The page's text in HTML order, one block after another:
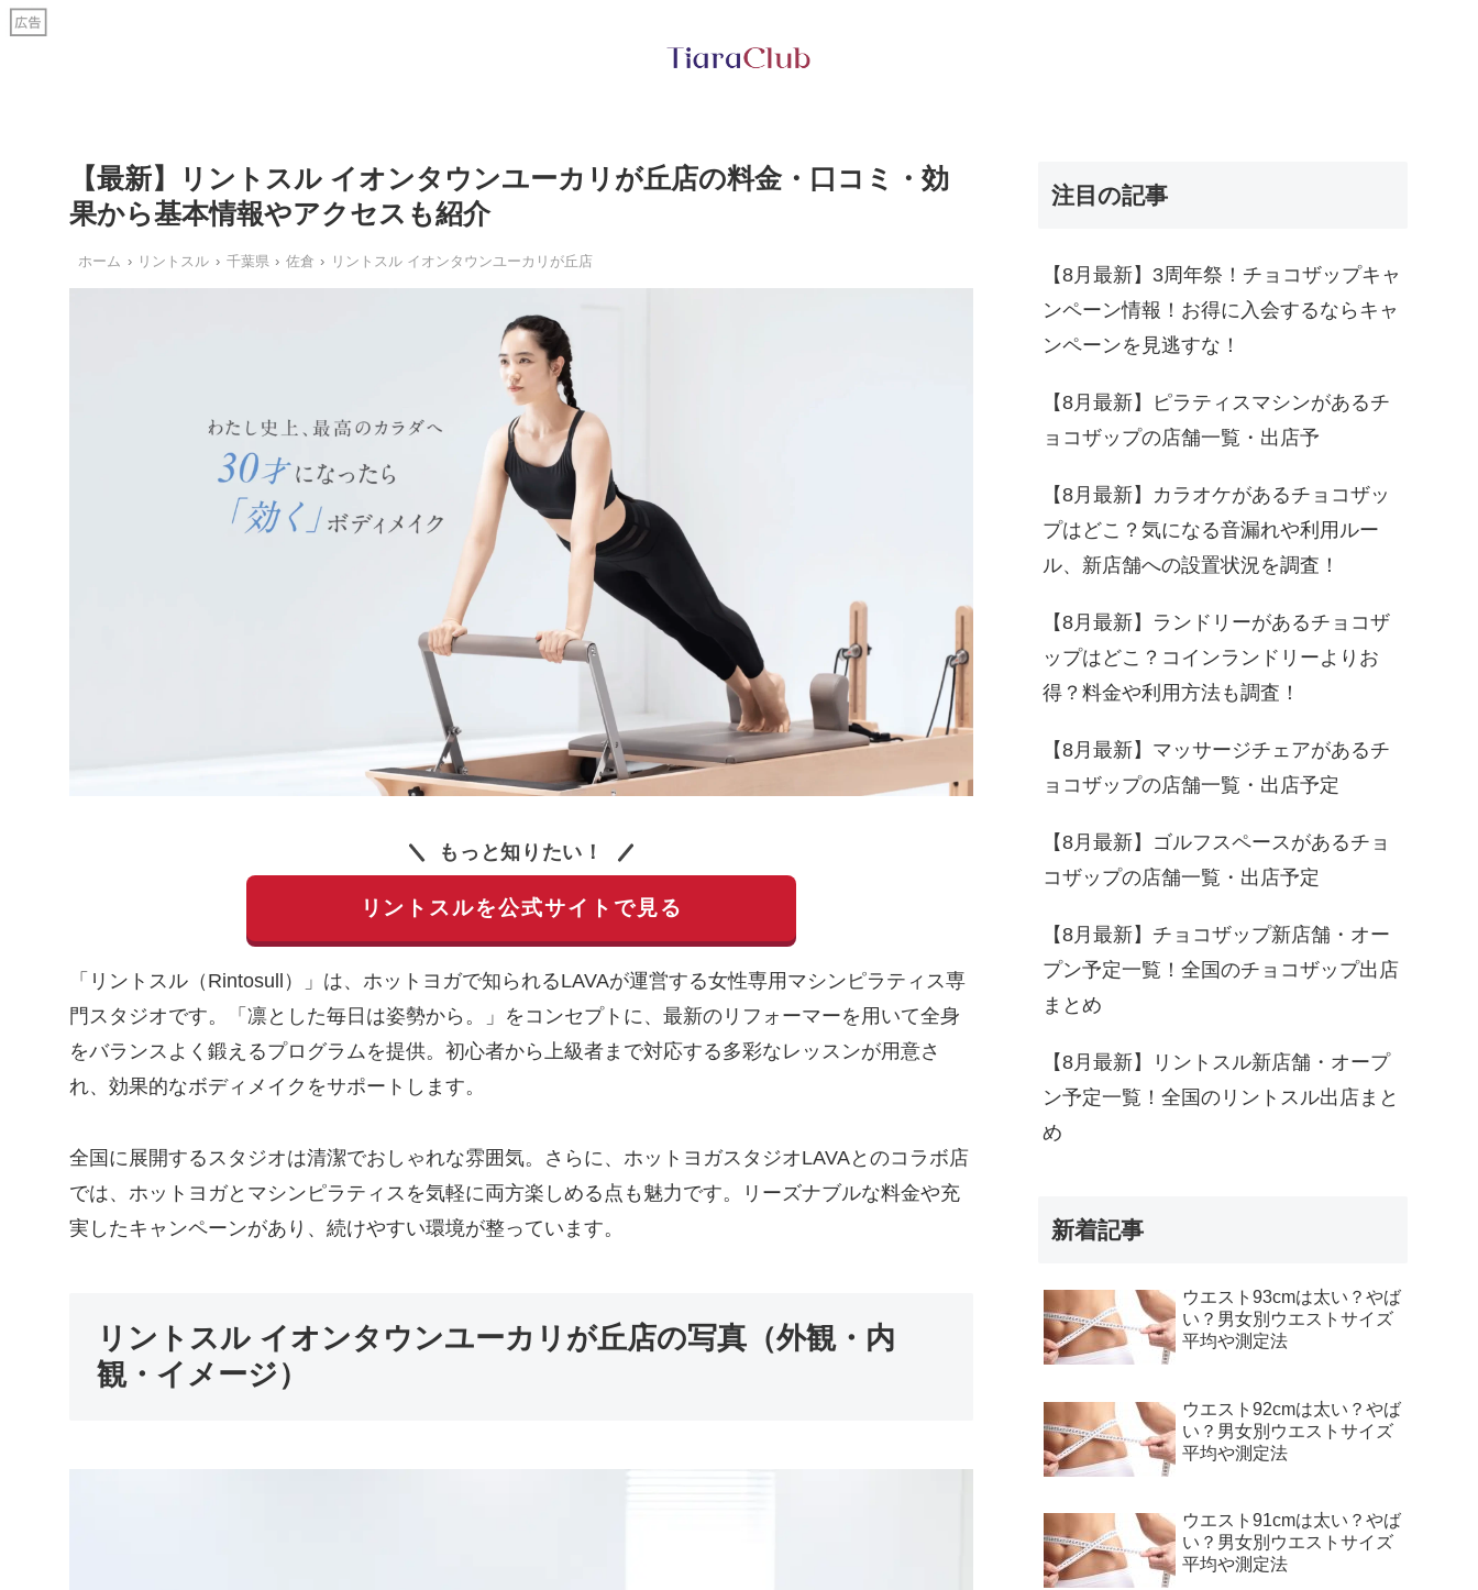
【最新】リントスル イオンタウンユーカリが丘店の料金・口コミ・効
果から基本情報やアクセスも紹介
ホーム リントスル 千葉県 佐倉 リントスル イオンタウンユーカリが丘店
もっと知りたい！
リントスルを公式サイトで見る
「リントスル（Rintosull）」は、ホットヨガで知られるLAVAが運営する女性専用マシンピラティス専
門スタジオです。「凛とした毎日は姿勢から。」をコンセプトに、最新のリフォーマーを用いて全身
をバランスよく鍛えるプログラムを提供。初心者から上級者まで対応する多彩なレッスンが用意さ
れ、効果的なボディメイクをサポートします。
全国に展開するスタジオは清潔でおしゃれな雰囲気。さらに、ホットヨガスタジオLAVAとのコラボ店
では、ホットヨガとマシンピラティスを気軽に両方楽しめる点も魅力です。リーズナブルな料金や充
実したキャンペーンがあり、続けやすい環境が整っています。
リントスル イオンタウンユーカリが丘店の写真（外観・内
観・イメージ）
注目の記事
【8月最新】3周年祭！チョコザップキャ
ンペーン情報！お得に入会するならキャ
ンペーンを見逃すな！
【8月最新】ピラティスマシンがあるチ
ョコザップの店舗一覧・出店予
【8月最新】カラオケがあるチョコザッ
プはどこ？気になる音漏れや利用ルー
ル、新店舗への設置状況を調査！
【8月最新】ランドリーがあるチョコザ
ップはどこ？コインランドリーよりお
得？料金や利用方法も調査！
【8月最新】マッサージチェアがあるチ
ョコザップの店舗一覧・出店予定
【8月最新】ゴルフスペースがあるチョ
コザップの店舗一覧・出店予定
【8月最新】チョコザップ新店舗・オー
プン予定一覧！全国のチョコザップ出店
まとめ
【8月最新】リントスル新店舗・オープ
ン予定一覧！全国のリントスル出店まと
め
新着記事
ウエスト93cmは太い？やば
い？男女別ウエストサイズ
平均や測定法
ウエスト92cmは太い？やば
い？男女別ウエストサイズ
平均や測定法
ウエスト91cmは太い？やば
い？男女別ウエストサイズ
平均や測定法